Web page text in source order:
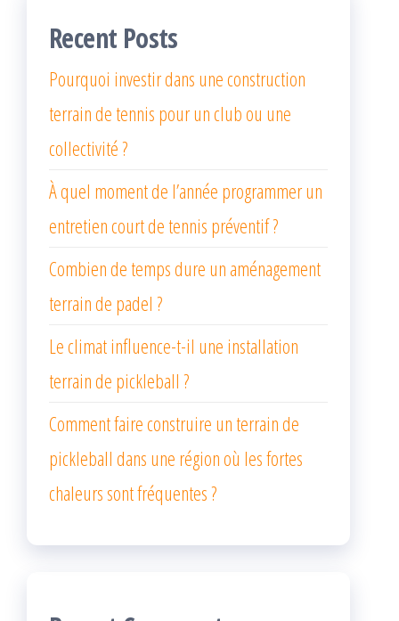
Recent Posts
Pourquoi investir dans une construction
terrain de tennis pour un club ou une
collectivité ?
À quel moment de l’année programmer un
entretien court de tennis préventif ?
Combien de temps dure un aménagement
terrain de padel ?
Le climat influence-t-il une installation
terrain de pickleball ?
Comment faire construire un terrain de
pickleball dans une région où les fortes
chaleurs sont fréquentes ?